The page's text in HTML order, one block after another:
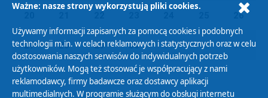
26
27 28 29 30 01 02 03
Ważne: nasze strony wykorzystują pliki cookies.
Używamy informacji zapisanych za pomocą cookies i podobnych
technologii m.in. w celach reklamowych i statystycznych oraz w celu
dostosowania naszych serwisów do indywidualnych potrzeb
użytkowników. Mogą też stosować je współpracujący z nami
reklamodawcy, firmy badawcze oraz dostawcy aplikacji
multimedialnych. W programie służącym do obsługi internetu